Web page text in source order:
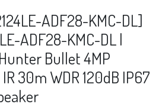
ADF28-KMC-DL]
ADF28-KMC-DL |
Bullet 4MP
30m WDR 120dB IP67